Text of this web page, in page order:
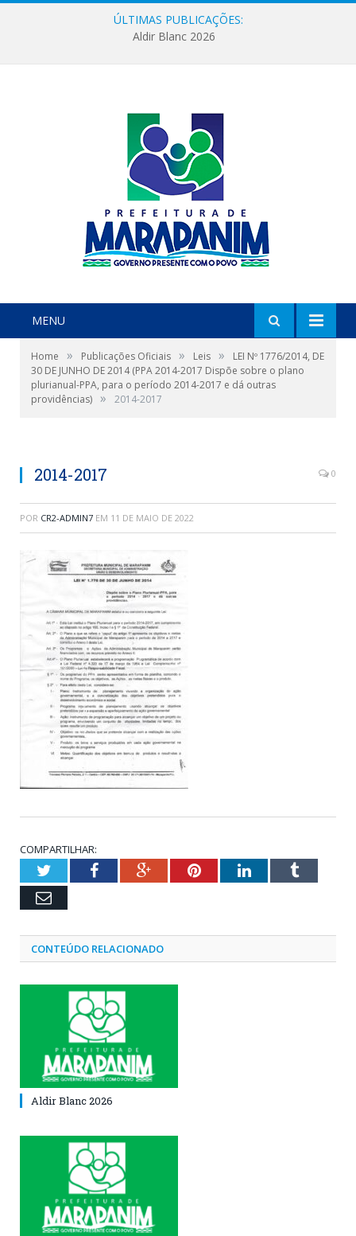
ÚLTIMAS PUBLICAÇÕES:
Aldir Blanc 2026
MENU
Home » Publicações Oficiais » Leis »
LEI Nº 1776/2014, DE
30 DE JUNHO DE 2014 (PPA 2014-2017 Dispõe sobre o plano
plurianual-PPA, para o período 2014-2017 e dá outras
providências) » 2014-2017
2014-2017 0
POR CR2-ADMIN7 EM 11 DE MAIO DE 2022
COMPARTILHAR:
TwitterFacebookGoogle+PinterestLinkedInTumblr
Email
CONTEÚDO RELACIONADO
Aldir Blanc 2026